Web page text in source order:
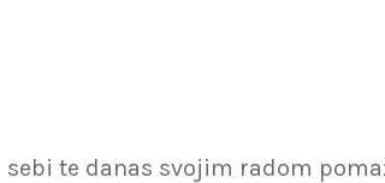
te danas svojim radom